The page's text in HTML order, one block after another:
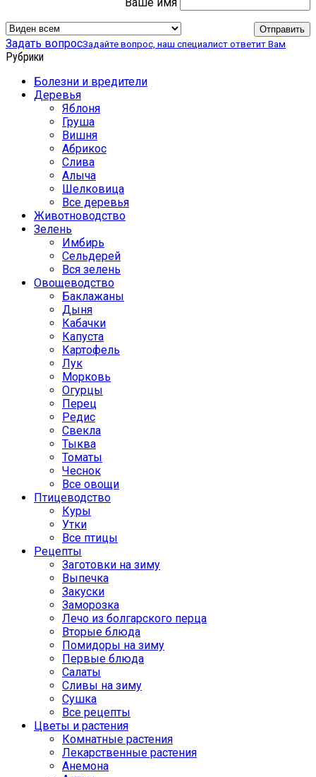
Задать вопросЗадайте вопрос, наш специалист ответит Вам
Рубрики
Болезни и вредители
Деревья
Яблоня
Груша
Вишня
Абрикос
Слива
Алыча
Шелковица
Все деревья
Животноводство
Зелень
Имбирь
Сельдерей
Вся зелень
Овощеводство
Баклажаны
Дыня
Кабачки
Капуста
Картофель
Лук
Морковь
Огурцы
Перец
Редис
Свекла
Тыква
Томаты
Чеснок
Все овощи
Птицеводство
Куры
Утки
Все птицы
Рецепты
Заготовки на зиму
Выпечка
Закуски
Заморозка
Лечо из болгарского перца
Вторые блюда
Помидоры на зиму
Первые блюда
Салаты
Сливы на зиму
Сушка
Все рецепты
Цветы и растения
Комнатные растения
Лекарственные растения
Анемона